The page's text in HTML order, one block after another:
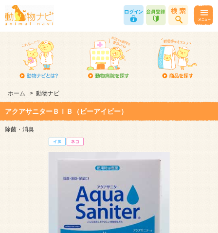
ホーム > 動物ナビ
アクアサニターＢＩＢ（ビーアイビー）
除菌・消臭